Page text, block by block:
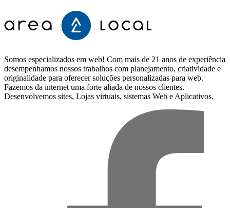
Somos especializados em web! Com mais de 21 anos de experiência
desempenhamos nossos trabalhos com planejamento, criatividade e
originalidade para oferecer soluções personalizadas para web.
Fazemos da internet uma forte aliada de nossos clientes.
Desenvolvemos sites, Lojas virtuais, sistemas Web e Aplicativos.